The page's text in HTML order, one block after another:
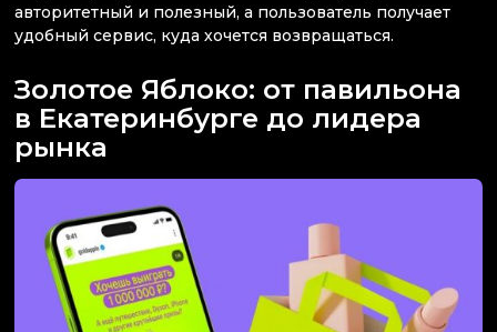
авторитетный и полезный, а пользователь получает
удобный сервис, куда хочется возвращаться.
Золотое Яблоко: от павильона
в Екатеринбурге до лидера
рынка